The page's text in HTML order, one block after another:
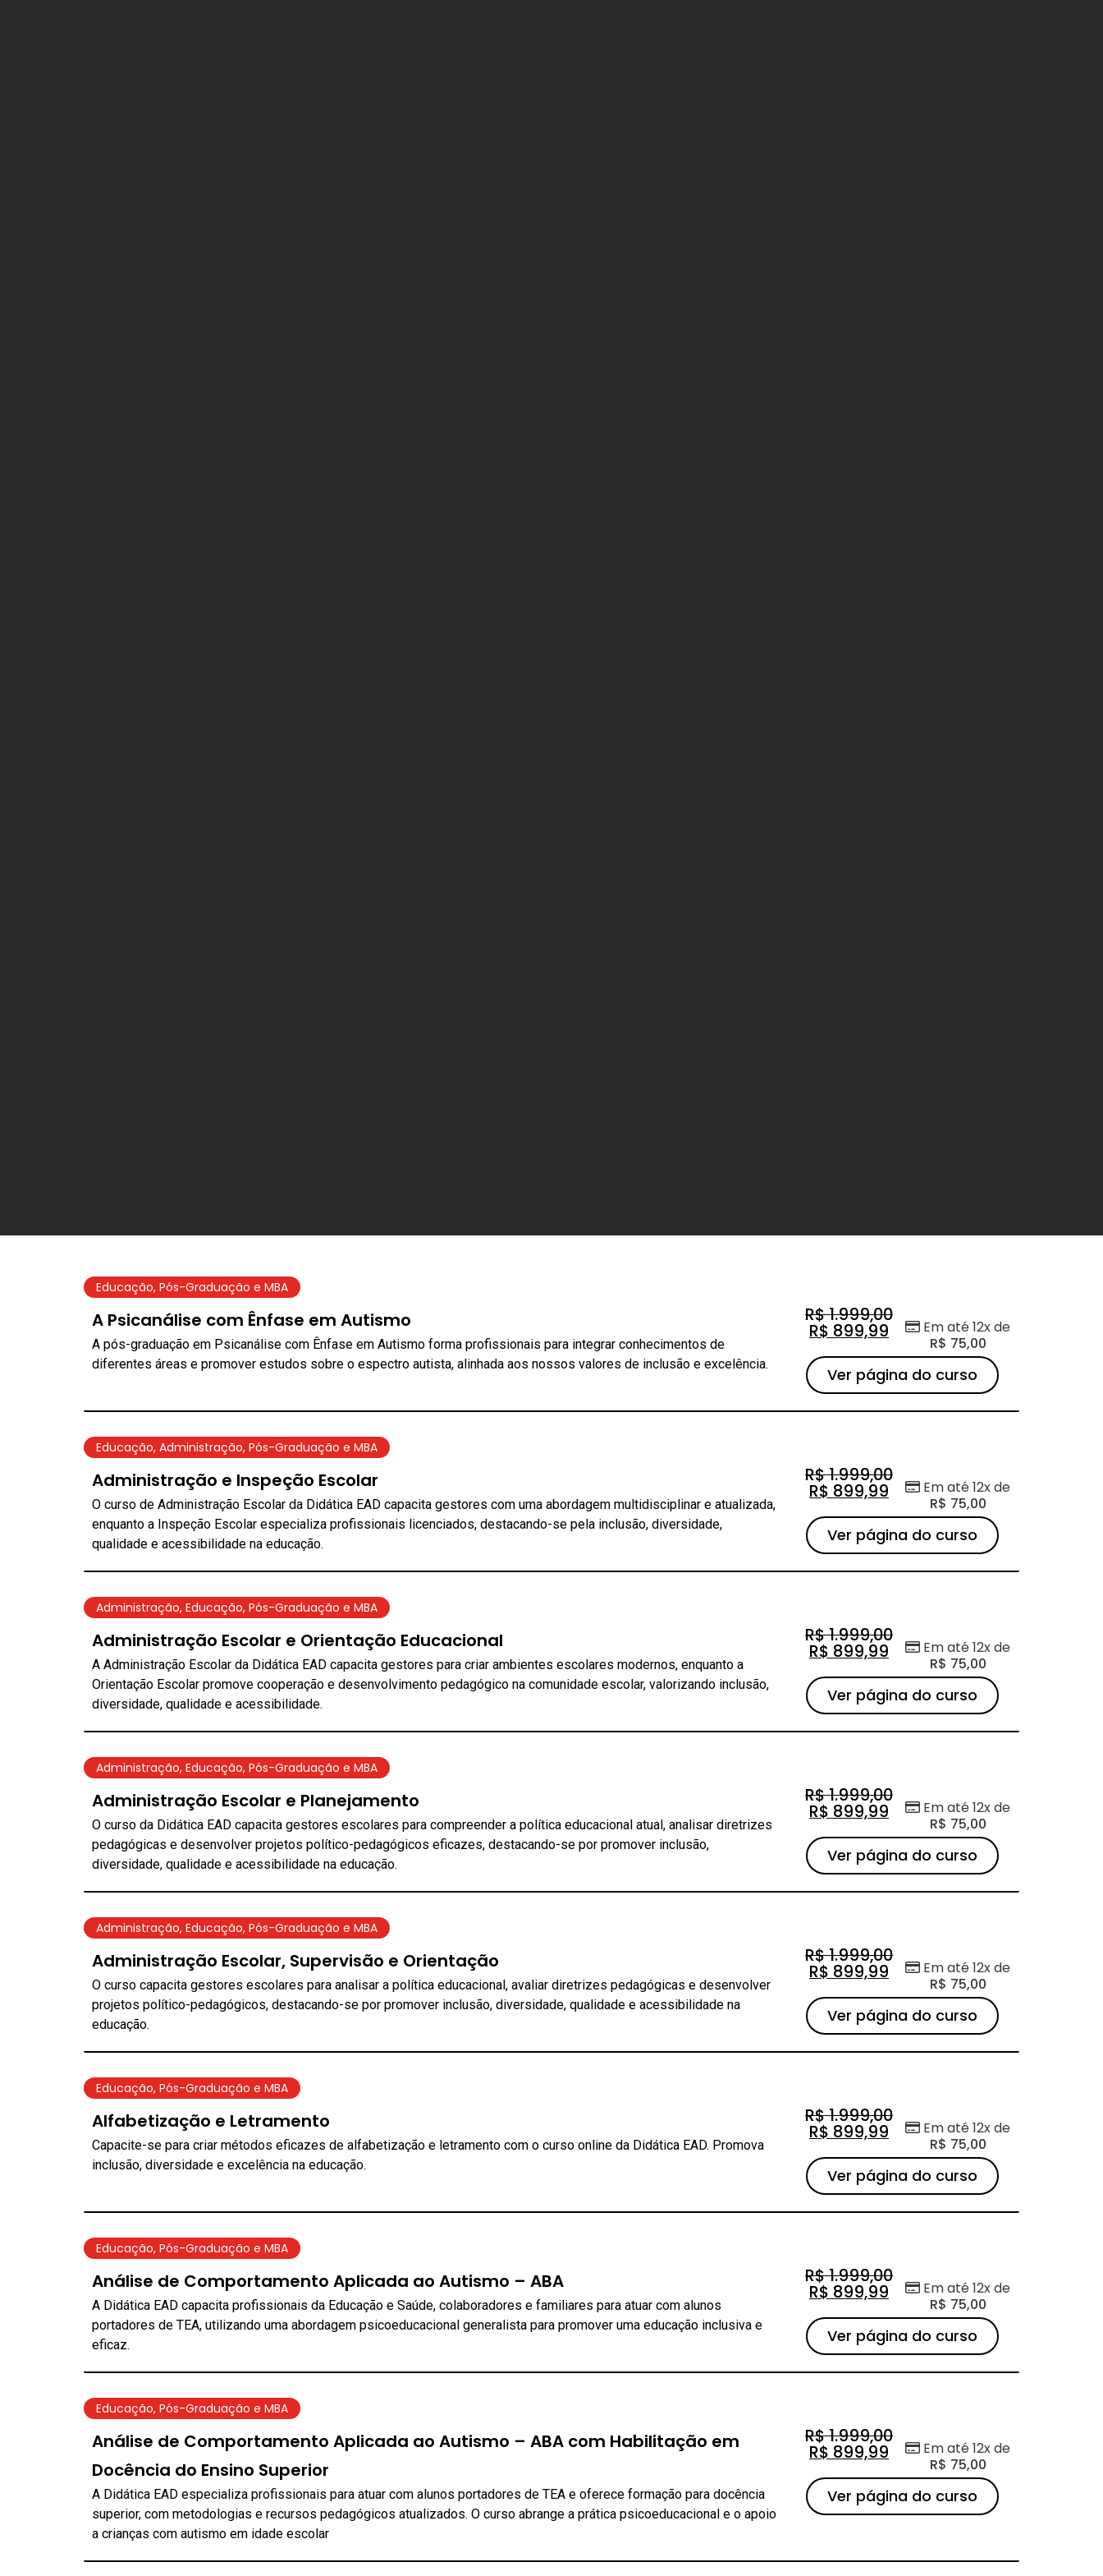
Educação, Pós-Graduação e MBA
A Psicanálise com Ênfase em Autismo
A pós-graduação em Psicanálise com Ênfase em Autismo forma profissionais para integrar conhecimentos de
diferentes áreas e promover estudos sobre o espectro autista, alinhada aos nossos valores de inclusão e excelência.
R$1.999,00
R$ 899,99
Em até 12x de
R$ 75,00
Ver página do curso
Educação, Administração, Pós-Graduação e MBA
Administração e Inspeção Escolar
O curso de Administração Escolar da Didática EAD capacita gestores com uma abordagem multidisciplinar e atualizada,
enquanto a Inspeção Escolar especializa profissionais licenciados, destacando-se pela inclusão, diversidade,
qualidade e acessibilidade na educação.
R$1.999,00
R$ 899,99
Em até 12x de
R$ 75,00
Ver página do curso
Administração, Educação, Pós-Graduação e MBA
Administração Escolar e Orientação Educacional
A Administração Escolar da Didática EAD capacita gestores para criar ambientes escolares modernos, enquanto a
Orientação Escolar promove cooperação e desenvolvimento pedagógico na comunidade escolar, valorizando inclusão,
diversidade, qualidade e acessibilidade.
R$1.999,00
R$ 899,99
Em até 12x de
R$ 75,00
Ver página do curso
Administração, Educação, Pós-Graduação e MBA
Administração Escolar e Planejamento
O curso da Didática EAD capacita gestores escolares para compreender a política educacional atual, analisar diretrizes
pedagógicas e desenvolver projetos político-pedagógicos eficazes, destacando-se por promover inclusão,
diversidade, qualidade e acessibilidade na educação.
R$1.999,00
R$ 899,99
Em até 12x de
R$ 75,00
Ver página do curso
Administração, Educação, Pós-Graduação e MBA
Administração Escolar, Supervisão e Orientação
O curso capacita gestores escolares para analisar a política educacional, avaliar diretrizes pedagógicas e desenvolver
projetos político-pedagógicos, destacando-se por promover inclusão, diversidade, qualidade e acessibilidade na
educação.
R$1.999,00
R$ 899,99
Em até 12x de
R$ 75,00
Ver página do curso
Educação, Pós-Graduação e MBA
Alfabetização e Letramento
Capacite-se para criar métodos eficazes de alfabetização e letramento com o curso online da Didática EAD. Promova
inclusão, diversidade e excelência na educação.
R$1.999,00
R$ 899,99
Em até 12x de
R$ 75,00
Ver página do curso
Educação, Pós-Graduação e MBA
Análise de Comportamento Aplicada ao Autismo – ABA
A Didática EAD capacita profissionais da Educação e Saúde, colaboradores e familiares para atuar com alunos
portadores de TEA, utilizando uma abordagem psicoeducacional generalista para promover uma educação inclusiva e
eficaz.
R$1.999,00
R$ 899,99
Em até 12x de
R$ 75,00
Ver página do curso
Educação, Pós-Graduação e MBA
Análise de Comportamento Aplicada ao Autismo – ABA com Habilitação em
Docência do Ensino Superior
A Didática EAD especializa profissionais para atuar com alunos portadores de TEA e oferece formação para docência
superior, com metodologias e recursos pedagógicos atualizados. O curso abrange a prática psicoeducacional e o apoio
a crianças com autismo em idade escolar
R$1.999,00
R$ 899,99
Em até 12x de
R$ 75,00
Ver página do curso